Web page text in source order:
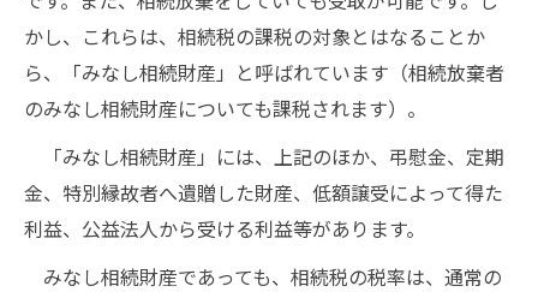
かし、これらは、相続税の課税の対象とはなることか
ら、「みなし相続財産」と呼ばれています（相続放棄者
のみなし相続財産についても課税されます）。
「みなし相続財産」には、上記のほか、弔慰金、定期
金、特別縁故者へ遺贈した財産、低額譲受によって得た
利益、公益法人から受ける利益等があります。
みなし相続財産であっても、相続税の税率は、通常の